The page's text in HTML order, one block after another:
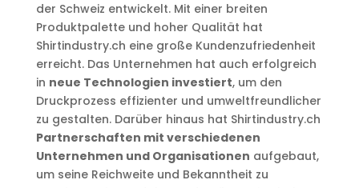
der Schweiz entwickelt. Mit einer breiten
Produktpalette und hoher Qualität hat
Shirtindustry.ch eine große Kundenzufriedenheit
erreicht. Das Unternehmen hat auch erfolgreich
in neue Technologien investiert, um den
Druckprozess effizienter und umweltfreundlicher
zu gestalten. Darüber hinaus hat Shirtindustry.ch
Partnerschaften mit verschiedenen
Unternehmen und Organisationen aufgebaut,
um seine Reichweite und Bekanntheit zu